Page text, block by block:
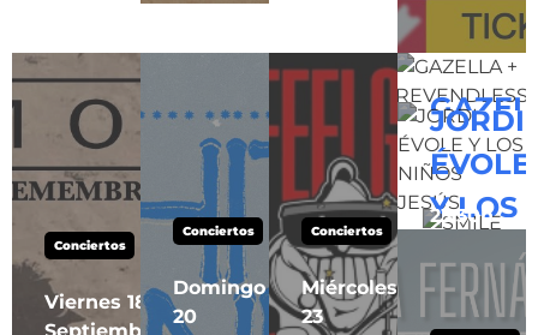
Conciertos
Viernes 18
Conciertos
Domingo
20
Conciertos
Miércoles
23
20.30 -
23.30h
Info
20.30 -
23.30h
JORDI
ÉVOLE
Y LOS
NIÑOS
JESÚS
Conciertos
Sábado 26
21.00 -
23.30h
SMILE